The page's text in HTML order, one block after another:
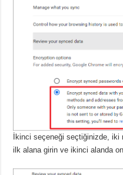
İkinci seçeneği seçtiğinizde, iki
ilk alana girin ve ikinci alanda